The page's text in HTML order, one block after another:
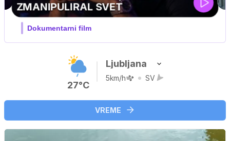
MOJ PRIJATELJ PINGVIN
Film meseca / družinski, pustolovski
27°C
Ljubljana
5km/h SV
VREME